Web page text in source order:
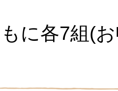
に各7組(